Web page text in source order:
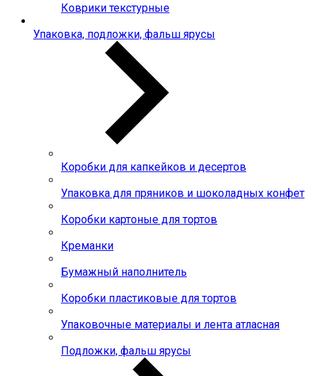
Коврики текстурные
Упаковка, подложки, фальш ярусы
Коробки для капкейков и десертов
Упаковка для пряников и шоколадных конфет
Коробки картоные для тортов
Креманки
Бумажный наполнитель
Коробки пластиковые для тортов
Упаковочные материалы и лента атласная
Подложки, фальш ярусы